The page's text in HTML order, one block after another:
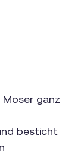
ganz
besticht